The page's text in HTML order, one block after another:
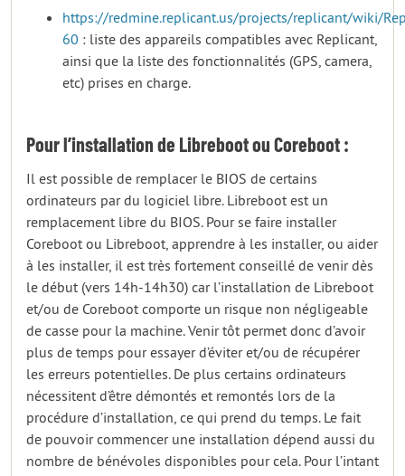
https://redmine.replicant.us/projects/replicant/wiki/
60 : liste des appareils compatibles avec Replicant,
ainsi que la liste des fonctionnalités (GPS, camera,
etc) prises en charge.
Pour l’installation de Libreboot ou Coreboot :
Il est possible de remplacer le BIOS de certains
ordinateurs par du logiciel libre. Libreboot est un
remplacement libre du BIOS. Pour se faire installer
Coreboot ou Libreboot, apprendre à les installer, ou aider
à les installer, il est très fortement conseillé de venir dès
le début (vers 14h-14h30) car l’installation de Libreboot
et/ou de Coreboot comporte un risque non négligeable
de casse pour la machine. Venir tôt permet donc d’avoir
plus de temps pour essayer d’éviter et/ou de récupérer
les erreurs potentielles. De plus certains ordinateurs
nécessitent d’être démontés et remontés lors de la
procédure d’installation, ce qui prend du temps. Le fait
de pouvoir commencer une installation dépend aussi du
nombre de bénévoles disponibles pour cela. Pour l’intant